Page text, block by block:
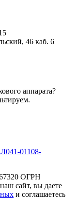
46 каб. 6
аппарата?
01108-
ОГРН
сайт, вы даете
и соглашаетесь